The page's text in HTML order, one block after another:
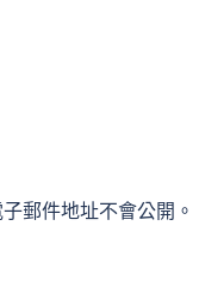
郵件地址不會公開。